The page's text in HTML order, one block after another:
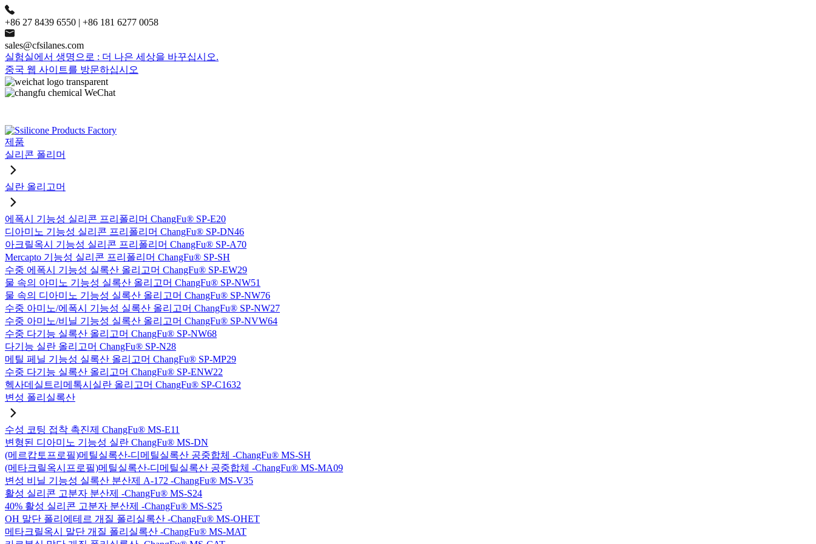
+86 27 8439 6550 | +86 181 6277 0058
sales@cfsilanes.com
실험실에서 생명으로 : 더 나은 세상을 바꾸십시오.
중국 웹 사이트를 방문하십시오
제품
실리콘 폴리머
실란 올리고머
에폭시 기능성 실리콘 프리폴리머 ChangFu® SP-E20
디아미노 기능성 실리콘 프리폴리머 ChangFu® SP-DN46
아크릴옥시 기능성 실리콘 프리폴리머 ChangFu® SP-A70
Mercapto 기능성 실리콘 프리폴리머 ChangFu® SP-SH
수중 에폭시 기능성 실록산 올리고머 ChangFu® SP-EW29
물 속의 아미노 기능성 실록산 올리고머 ChangFu® SP-NW51
물 속의 디아미노 기능성 실록산 올리고머 ChangFu® SP-NW76
수중 아미노/에폭시 기능성 실록산 올리고머 ChangFu® SP-NW27
수중 아미노/비닐 기능성 실록산 올리고머 ChangFu® SP-NVW64
수중 다기능 실록산 올리고머 ChangFu® SP-NW68
다기능 실란 올리고머 ChangFu® SP-N28
메틸 페닐 기능성 실록산 올리고머 ChangFu® SP-MP29
수중 다기능 실록산 올리고머 ChangFu® SP-ENW22
헥사데실트리메톡시실란 올리고머 ChangFu® SP-C1632
변성 폴리실록산
수성 코팅 접착 촉진제 ChangFu® MS-E11
변형된 디아미노 기능성 실란 ChangFu® MS-DN
(메르캅토프로필)메틸실록산-디메틸실록산 공중합체 -ChangFu® MS-SH
(메타크릴옥시프로필)메틸실록산-디메틸실록산 공중합체 -ChangFu® MS-MA09
변성 비닐 기능성 실록산 분산제 A-172 -ChangFu® MS-V35
활성 실리콘 고분자 분산제 -ChangFu® MS-S24
40% 활성 실리콘 고분자 분산제 -ChangFu® MS-S25
OH 말단 폴리에테르 개질 폴리실록산 -ChangFu® MS-OHET
메타크릴옥시 말단 개질 폴리실록산 -ChangFu® MS-MAT